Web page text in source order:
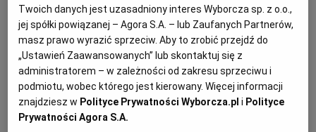
ŁÓDŹ
OLSZTYN
OPOLE
KULTURALNYSKLEP.PL
DZIECKO
ZDROWIE
trzcinowej jako pożywki. Taki proces dezaktywuje żywe
komórki drożdżowe, dlatego nie mogą one
fermentować. Oznacza to, że na płatkach drożdżowych
nie upieczemy ciasta, pieczywa czy pizzy. Nie są one
zamiennikiem dla drożdży świeżych lub w proszku.
Popularne stały się dzięki modzie na kuchnię roślinną –
Twoich danych jest uzasadniony interes Wyborcza sp. z o.o.,
jej spółki powiązanej – Agora S.A. – lub Zaufanych Partnerów,
masz prawo wyrazić sprzeciw. Aby to zrobić przejdź do
„Ustawień Zaawansowanych” lub skontaktuj się z
administratorem – w zależności od zakresu sprzeciwu i
podmiotu, wobec którego jest kierowany. Więcej informacji
znajdziesz w Polityce Prywatności Wyborcza.pl i Polityce
Prywatności Agora S.A.